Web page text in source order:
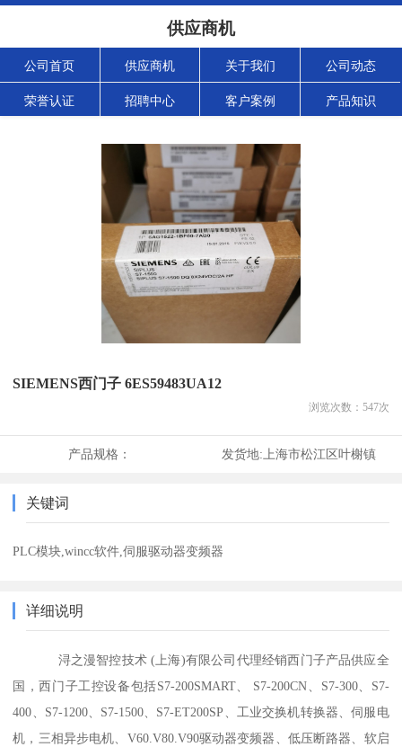
供应商机
公司首页 供应商机 关于我们 公司动态
荣誉认证 招聘中心 客户案例 产品知识
SIEMENS西门子 6ES59483UA12
浏览次数： 547次
产品规格： 发货地: 上海市松江区叶榭镇
关键词
PLC模块,wincc软件,伺服驱动器变频器
详细说明
浔之漫智控技术 (上海)有限公司代理经销西门子产品供应全
国，西门子工控设备包括S7-200SMART、 S7-200CN、S7-300、S7-
400、S7-1200、S7-1500、S7-ET200SP、工业交换机转换器、伺服电
机，三相异步电机、V60.V80.V90驱动器变频器、低压断路器、软启